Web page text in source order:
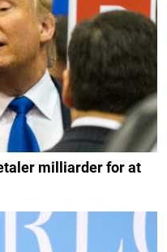
milliarder for at